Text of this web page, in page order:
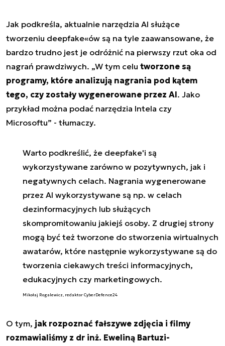
Jak podkreśla, aktualnie narzędzia AI służące
tworzeniu deepfake«ów są na tyle zaawansowane, że
bardzo trudno jest je odróżnić na pierwszy rzut oka od
nagrań prawdziwych. „W tym celu tworzone są
programy, które analizują nagrania pod kątem
tego, czy zostały wygenerowane przez AI. Jako
przykład można podać narzędzia Intela czy
Microsoftu” - tłumaczy.
Warto podkreślić, że deepfake'i są
wykorzystywane zarówno w pozytywnych, jak i
negatywnych celach. Nagrania wygenerowane
przez AI wykorzystywane są np. w celach
dezinformacyjnych lub służących
skompromitowaniu jakiejś osoby. Z drugiej strony
mogą być też tworzone do stworzenia wirtualnych
awatarów, które następnie wykorzystywane są do
tworzenia ciekawych treści informacyjnych,
edukacyjnych czy marketingowych.
Mikołaj Rogalewicz, redaktor CyberDefence24
O tym, jak rozpoznać fałszywe zdjęcia i filmy
rozmawialiśmy z dr inż. Eweliną Bartuzi-